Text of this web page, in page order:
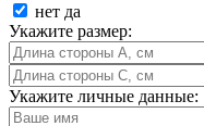
нет да
Укажите размер:
Укажите личные данные: